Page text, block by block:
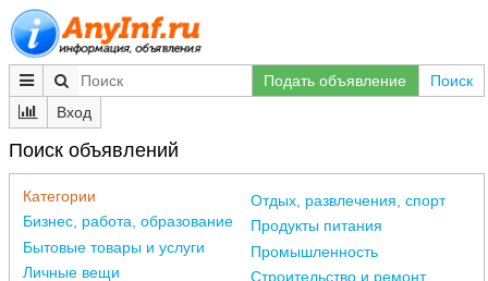
Подать объявление
Поиск
Вход
Поиск объявлений
Категории
Бизнес, работа, образование
Бытовые товары и услуги
Личные вещи
Отдых, развлечения, спорт
Продукты питания
Промышленность
Строительство и ремонт